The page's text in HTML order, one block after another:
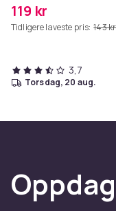
119 kr
Tidligere laveste pris: 143 kr
3,7
torsdag, 20 aug.